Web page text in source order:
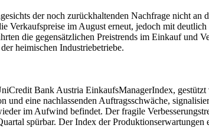
der noch zurückhaltenden Nachfrage nicht an
Verkaufspreise im August erneut, jedoch mit
die gegensätzlichen Preistrends im Einkauf und
heimischen Industriebetriebe.
Bank Austria EinkaufsManagerIndex,
und eine nachlassenden Auftragsschwäche,
im Aufwind befindet. Der fragile
spürbar. Der Index der Produktionserwartungen